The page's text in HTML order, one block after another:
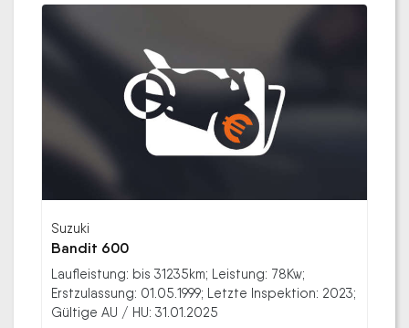
Suzuki
Bandit 600
Laufleistung: bis 31235km; Leistung: 78Kw;
Erstzulassung: 01.05.1999; Letzte Inspektion: 2023;
Gültige AU / HU: 31.01.2025